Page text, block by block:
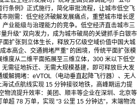
条例》正式施行，简化审批流程，让城市低空飞
市刚需：低空经济破解发展痛点，重塑城市增长逻
业能级与治理能力的竞争。低空经济直击城市三
升级” 双向发力，成为城市破局的关键抓手白银市
扩张到立体生长，释放万亿级空域价值中国大城
本高企、交通拥堵严重” 的困境，传统平面扩张模
度从二维平面拓展至三维立体，300 米以下低空
无需征地拆迁、无需大规模基建，即可释放巨大发
解拥堵：eVTOL（电动垂直起降飞行器）、无人
海试点航线实现 15 分钟接驳地铁，高峰期运力提
物流提升效率：美团、顺丰等企业在深圳、北京等
超 78 万单，实现 “3 公里 15 分钟达”，末端物流